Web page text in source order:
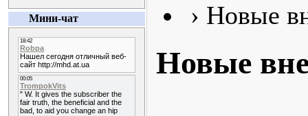
Мини-чат
› Новые
Новые